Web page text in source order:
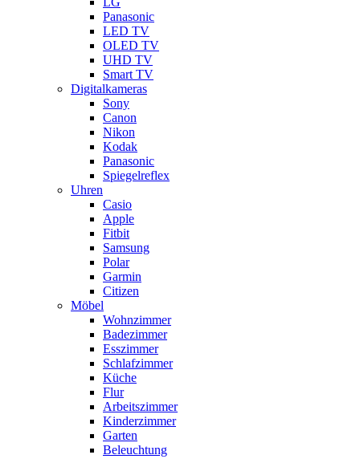
Panasonic
LED TV
OLED TV
UHD TV
Smart TV
Digitalkameras
Sony
Canon
Nikon
Kodak
Panasonic
Spiegelreflex
Uhren
Casio
Apple
Fitbit
Samsung
Polar
Garmin
Citizen
Möbel
Wohnzimmer
Badezimmer
Esszimmer
Schlafzimmer
Küche
Flur
Arbeitszimmer
Kinderzimmer
Garten
Beleuchtung